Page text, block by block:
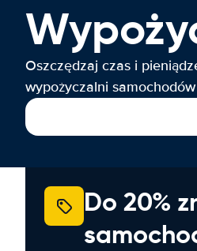
Oszczędzaj czas i
wypożyczalni
Do 20%